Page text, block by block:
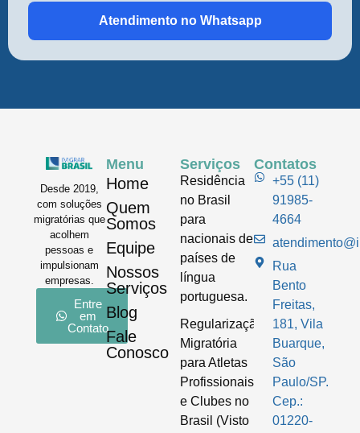
Atendimento no Whatsapp
Desde 2019,
com soluções
migratórias que
acolhem
pessoas e
impulsionam
empresas.
Entre
em
Contato
Menu
Home
Quem
Somos
Equipe
Nossos
Serviços
Blog
Fale
Conosco
Serviços
Residência
no Brasil
para
nacionais de
países de
língua
portuguesa.
Regularização
Migratória
para Atletas
Profissionais
e Clubes no
Brasil (Visto
Contatos
+55 (11)
91985-
4664
Rua
Bento
Freitas,
181, Vila
Buarque,
São
Paulo/SP.
Cep.:
01220-